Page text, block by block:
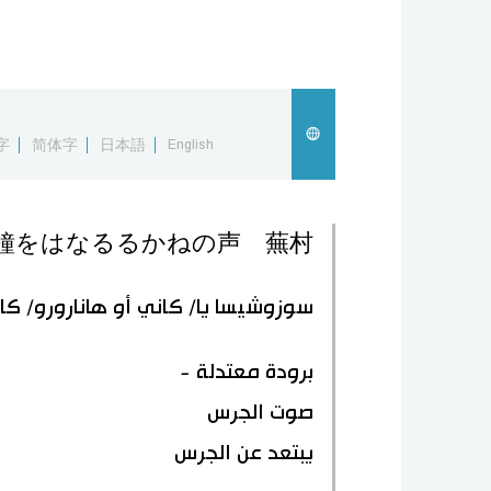
English
日本語
简体字
をはなるるかねの声 蕪村
سوزوشيسا يا/ كاني أو هانارورو/
برودة معتدلة -
صوت الجرس
يبتعد عن الجرس